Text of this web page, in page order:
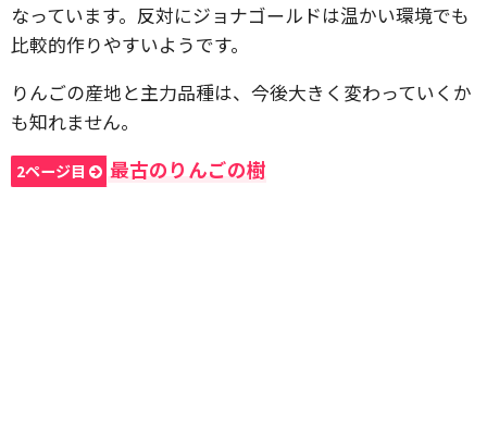
なっています。反対にジョナゴールドは温かい環境でも
比較的作りやすいようです。
りんごの産地と主力品種は、今後大きく変わっていくか
も知れません。
2ページ目 最古のりんごの樹